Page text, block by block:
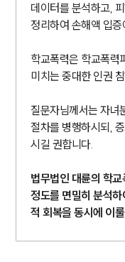
데이터를 분석하고,
정리하여 손해액 입
학교폭력은 학교폭력
미치는 중대한 인권
질문자님께서는 자녀
절차를 병행하시되,
시길 권합니다.
법무법인 대륜의 학
정도를 면밀히 분석
적 회복을 동시에 이